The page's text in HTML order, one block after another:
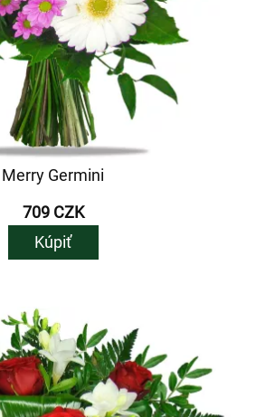
Merry Germini
709 CZK
Kúpiť